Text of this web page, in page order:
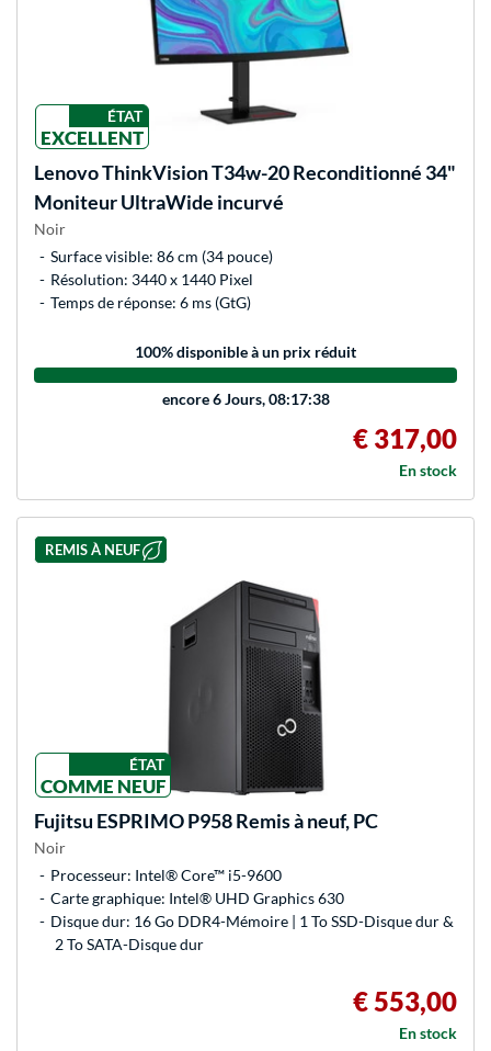
ÉTAT
EXCELLENT
LenovoThinkVision T34w-20 Reconditionné 34"
Moniteur UltraWide incurvé
Noir
Surface visible: 86 cm (34 pouce)
Résolution: 3440 x 1440 Pixel
Temps de réponse: 6 ms (GtG)
100% disponible à un prix réduit
encore6 Jours, 08:17:38
€ 317,00
En stock
REMIS À NEUF
ÉTAT
COMME NEUF
Fujitsu ESPRIMO P958 Remis à neuf, PC
Noir
Processeur: Intel® Core™ i5-9600
Carte graphique: Intel® UHD Graphics 630
Disque dur: 16 Go DDR4-Mémoire | 1 To SSD-Disque dur &
2 To SATA-Disque dur
€ 553,00
En stock